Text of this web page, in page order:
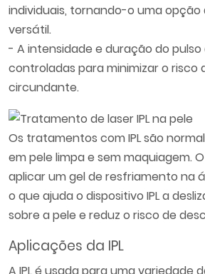
individuais, tornando-o uma
versátil.
- A intensidade e duração do pulso
controladas para minimizar o risco
circundante.
Os tratamentos com IPL são
em pele limpa e sem maquiagem.
aplicar um gel de resfriamento na
o que ajuda o dispositivo IPL a
sobre a pele e reduz o risco de
Aplicações da IPL